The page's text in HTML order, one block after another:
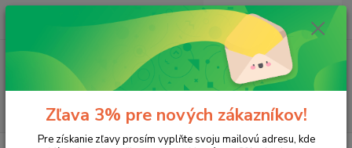
Hľadať
ks
za 0,00 EUR
Zľava 3% pre nových zákazníkov!
Pre získanie zľavy prosím vyplňte svoju mailovú adresu, kde